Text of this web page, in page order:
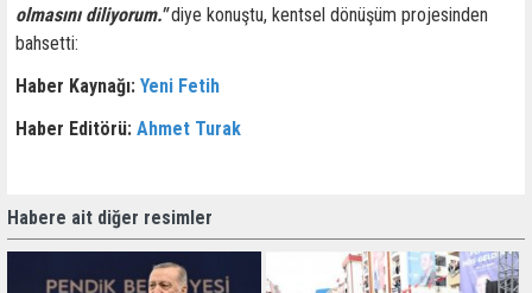
olmasını diliyorum."diye konuştu, kentsel dönüşüm projesinden
bahsetti:
Haber Kaynağı: Yeni Fetih
Haber Editörü: Ahmet Turak
Habere ait diğer resimler